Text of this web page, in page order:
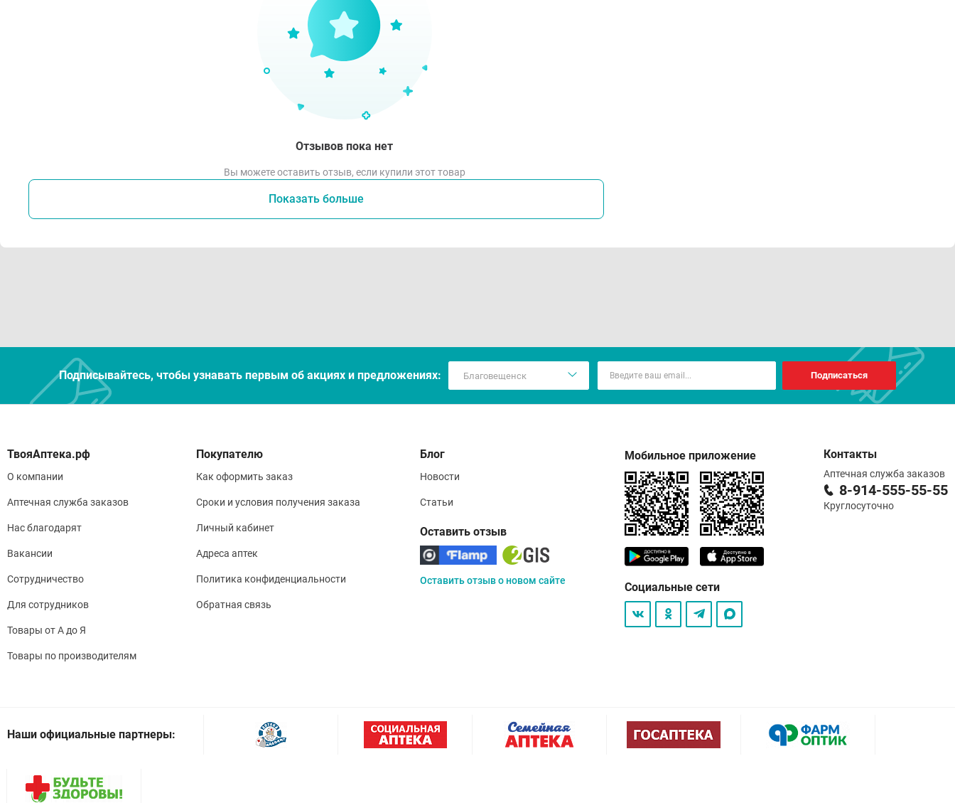
Способ применения
Наносить утром и вечером на кожу лица и шеи.
Отзывов пока нет
Вы можете оставить отзыв, если купили этот товар
Показать больше
Подписывайтесь, чтобы узнавать первым об акцияx и предложениях: Подписаться
О компании
Аптечная служба заказов
Нас благодарят
Вакансии
Сотрудничество
Для сотрудников
Товары от А до Я
Товары по производителям
Покупателю
Как оформить заказ
Сроки и условия получения заказа
Личный кабинет
Адреса аптек
Политика конфиденциальности
Обратная связь
Блог
Новости
Статьи
Оставить отзыв
Оставить отзыв о новом сайте
Мобильное приложение
Социальные сети
Контакты
Аптечная служба заказов
8-914-555-55-55
Круглосуточно
Наши официальные партнеры: